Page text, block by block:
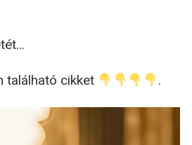
található cikket .